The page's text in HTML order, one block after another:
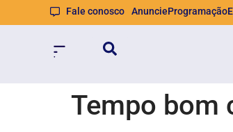
Fale conosco AnuncieProgramação
Tempo bom